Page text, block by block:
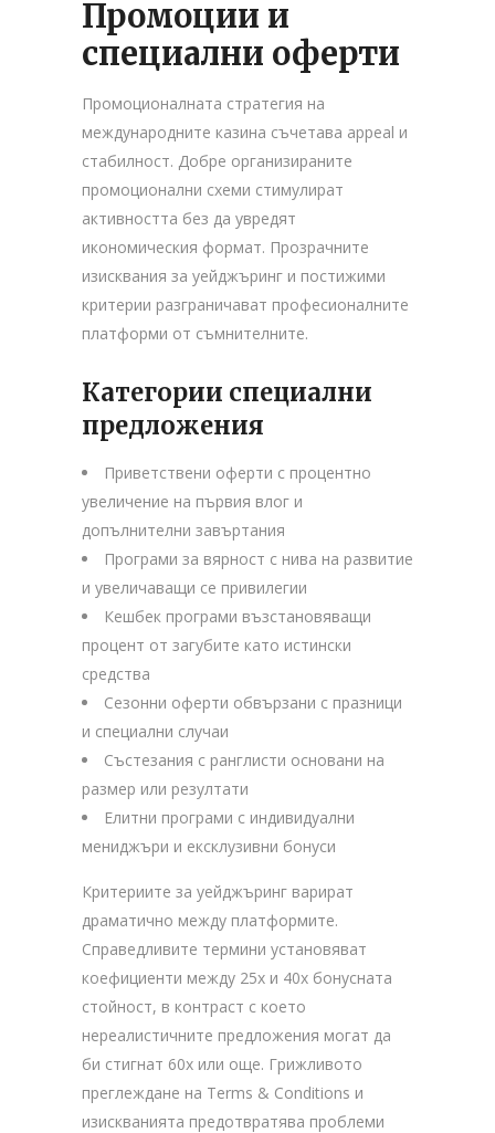
Промоции и
специални оферти
Промоционалната стратегия на
международните казина съчетава appeal и
стабилност. Добре организираните
промоционални схеми стимулират
активността без да увредят
икономическия формат. Прозрачните
изисквания за уейджъринг и постижими
критерии разграничават професионалните
платформи от съмнителните.
Категории специални
предложения
Приветствени оферти с процентно
увеличение на първия влог и
допълнителни завъртания
Програми за вярност с нива на развитие
и увеличаващи се привилегии
Кешбек програми възстановяващи
процент от загубите като истински
средства
Сезонни оферти обвързани с празници
и специални случаи
Състезания с ранглисти основани на
размер или резултати
Елитни програми с индивидуални
мениджъри и ексклузивни бонуси
Критериите за уейджъринг варират
драматично между платформите.
Справедливите термини установяват
коефициенти между 25x и 40x бонусната
стойност, в контраст с което
нереалистичните предложения могат да
би стигнат 60x или още. Грижливото
преглеждане на Terms & Conditions и
изискванията предотвратява проблеми